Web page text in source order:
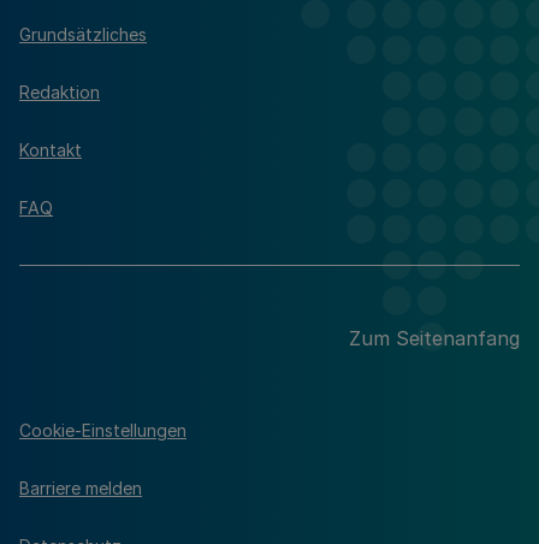
Grundsätzliches
Redaktion
Kontakt
FAQ
Zum Seitenanfang
Cookie-Einstellungen
Barriere melden